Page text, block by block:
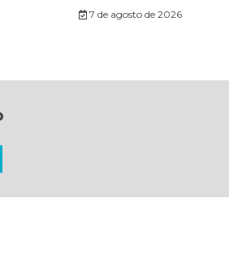
7 de agosto de 2026